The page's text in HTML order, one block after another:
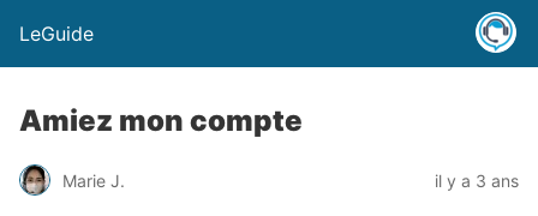
LeGuide
Amiez mon compte
Marie J. il y a 3 ans